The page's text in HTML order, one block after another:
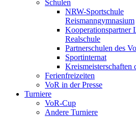
Schulen
NRW-Sportschule
Reismanngymnasium
Kooperationspartner
Realschule
Partnerschulen des
Sportinternat
Kreismeisterschaften
Ferienfreizeiten
VoR in der Presse
Turniere
VoR-Cup
Andere Turniere